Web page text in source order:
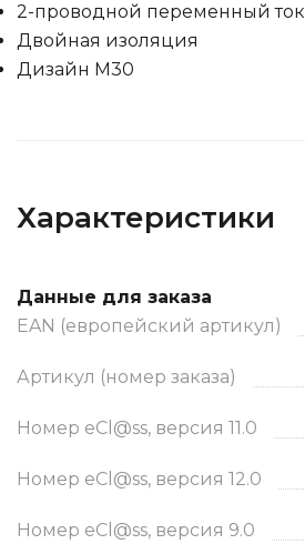
2-проводной переменный ток
Двойная изоляция
Дизайн М30
Характеристики
Данные для заказа
EAN (европейский артикул)
Артикул (номер заказа)
Номер eCl@ss, версия 11.0
Номер eCl@ss, версия 12.0
Номер eCl@ss, версия 9.0